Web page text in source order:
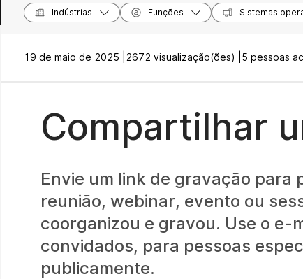
Indústrias Funções Sistemas
19 de maio de 2025 | 2672 visualização(ões) | 5 pessoas
Compartilhar
Envie um link de gravação para
reunião, webinar, evento ou
coorganizou e gravou. Use o e-
convidados, para pessoas
publicamente.